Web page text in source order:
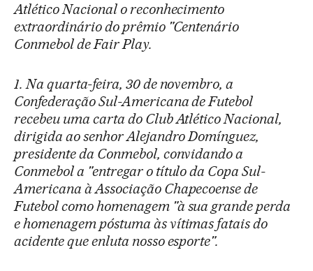
Atlético Nacional o reconhecimento
extraordinário do prêmio "Centenário
Conmebol de Fair Play.
1. Na quarta-feira, 30 de novembro, a
Confederação Sul-Americana de Futebol
recebeu uma carta do Club Atlético Nacional,
dirigida ao senhor Alejandro Domínguez,
presidente da Conmebol, convidando a
Conmebol a "entregar o título da Copa Sul-
Americana à Associação Chapecoense de
Futebol como homenagem "à sua grande perda
e homenagem póstuma às vítimas fatais do
acidente que enluta nosso esporte".